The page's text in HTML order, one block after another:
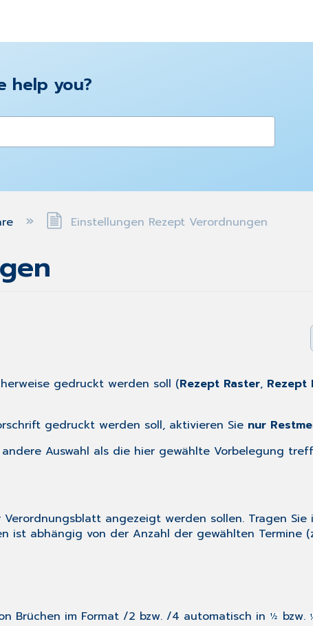
help you?
Einstellungen Rezept Verordnungen
gedruckt werden soll (Rezept Raster, Rezept
gedruckt werden soll, aktivieren Sie nur
Auswahl als die hier gewählte Vorbelegung
angezeigt werden sollen. Tragen Sie
ist abhängig von der Anzahl der gewählten Termine
Brüchen im Format /2 bzw. /4 automatisch in bzw.